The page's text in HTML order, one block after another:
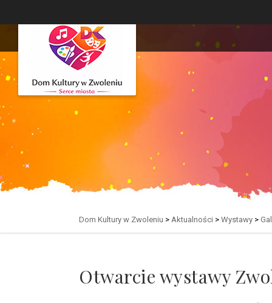
Dom Kultury w Zwoleniu > Aktualności > Wystawy >
Otwarcie wystawy